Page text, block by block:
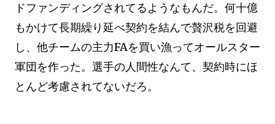
ドファンディングされてるようなもんだ。何十億
もかけて長期繰り延べ契約を結んで贅沢税を回避
し、他チームの主力FAを買い漁ってオールスター
軍団を作った。選手の人間性なんて、契約時にほ
とんど考慮されてないだろ。